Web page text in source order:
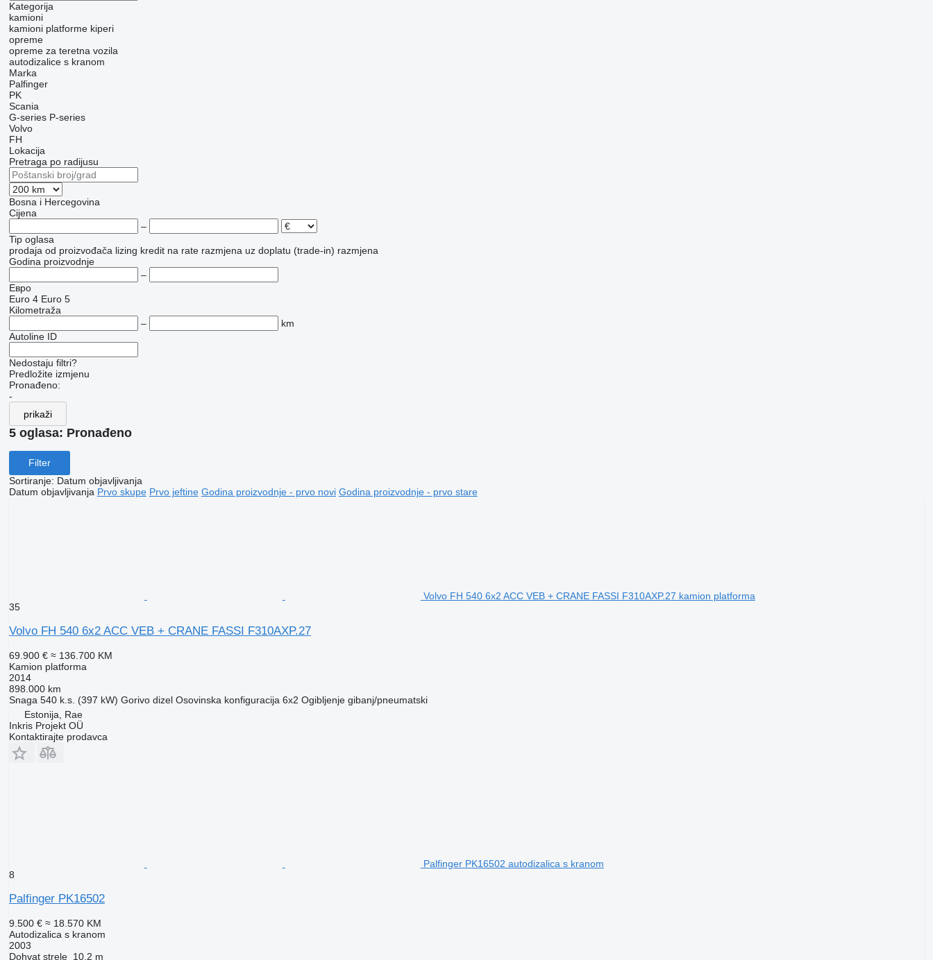
Kategorija
kamioni
kamioni platforme kiperi
opreme
оpremе za teretna vozila
autodizalice s kranom
Marka
Palfinger
PK
Scania
G-series P-series
Volvo
FH
Lokacija
Pretraga po radijusu
Bosna i Hercegovina
Cijena
–
Tip oglasa
prodaja od proizvođača lizing kredit na rate razmjena uz doplatu (trade-in) razmjena
Godina proizvodnje
–
Евро
Euro 4 Euro 5
Kilometraža
–
km
Autoline ID
Nedostaju filtri?
Predložite izmjenu
Pronađeno:
-
prikaži
5 oglasa: Pronađeno
Filter
Sortiranje: Datum objavljivanja
Datum objavljivanja Prvo skupe Prvo jeftine Godina proizvodnje - prvo novi Godina proizvodnje - prvo stare
Volvo FH 540 6x2 ACC VEB + CRANE FASSI F310AXP.27 kamion platforma
35
Volvo FH 540 6x2 ACC VEB + CRANE FASSI F310AXP.27
69.900 € ≈ 136.700 KM
Kamion platforma
2014
898.000 km
Snaga 540 k.s. (397 kW) Gorivo dizel Osovinska konfiguracija 6x2 Ogibljenje gibanj/pneumatski
Estonija, Rae
Inkris Projekt OÜ
Kontaktirajte prodavca
Palfinger PK16502 autodizalica s kranom
8
Palfinger PK16502
9.500 € ≈ 18.570 KM
Autodizalica s kranom
2003
Dohvat strele 10,2 m